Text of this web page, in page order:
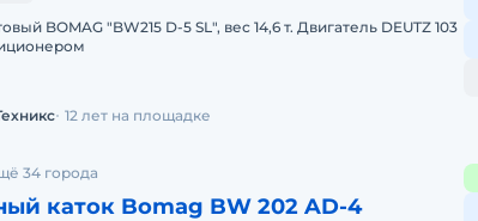
BOMAG "BW215 D-5 SL", вес 14,6 т. Двигатель DEUTZ 103
12 лет на площадке
34 города
каток Bomag BW 202 AD-4